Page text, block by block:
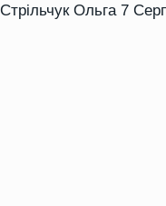
Стрільчук Ольга 7